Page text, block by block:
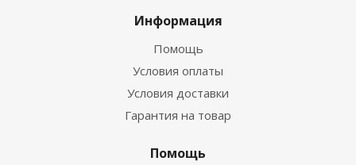
Информация
Помощь
Условия оплаты
Условия доставки
Гарантия на товар
Помощь